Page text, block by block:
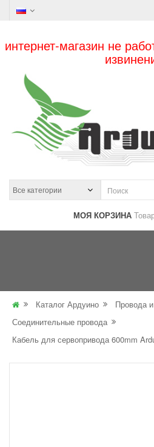
интернет-магазин не
МОЯ КОРЗИНА
Каталог Ардуино
Провода
Соединительные провода
Кабель для сервопривода 600mm